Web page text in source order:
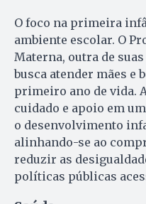
O foco na primeira
ambiente escolar. O
Materna, outra de
busca atender mães e
primeiro ano de vida.
cuidado e apoio em
o desenvolvimento
alinhando-se ao
reduzir as
políticas públicas